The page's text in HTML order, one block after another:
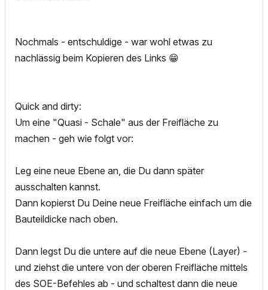
Nochmals - entschuldige - war wohl etwas zu
nachlässig beim Kopieren des Links 😁
Quick and dirty:
Um eine "Quasi - Schale" aus der Freifläche zu
machen - geh wie folgt vor:
Leg eine neue Ebene an, die Du dann später
ausschalten kannst.
Dann kopierst Du Deine neue Freifläche einfach um die
Bauteildicke nach oben.
Dann legst Du die untere auf die neue Ebene (Layer) -
und ziehst die untere von der oberen Freifläche mittels
des SOE-Befehles ab - und schaltest dann die neue